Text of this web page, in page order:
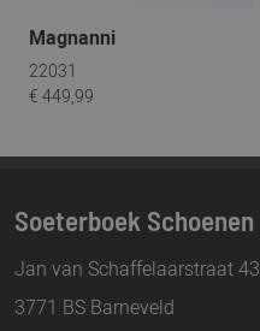
Magnanni
22031
€ 449,99
Soeterboek Schoenen
Jan van Schaffelaarstraat 43
3771 BS Barneveld